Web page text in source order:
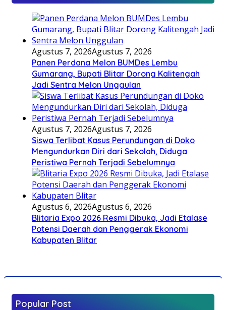
Agustus 7, 2026Agustus 7, 2026
Panen Perdana Melon BUMDes Lembu
Gumarang, Bupati Blitar Dorong Kalitengah
Jadi Sentra Melon Unggulan
Agustus 7, 2026Agustus 7, 2026
Siswa Terlibat Kasus Perundungan di Doko
Mengundurkan Diri dari Sekolah, Diduga
Peristiwa Pernah Terjadi Sebelumnya
Agustus 6, 2026Agustus 6, 2026
Blitaria Expo 2026 Resmi Dibuka, Jadi Etalase
Potensi Daerah dan Penggerak Ekonomi
Kabupaten Blitar
Popular Post